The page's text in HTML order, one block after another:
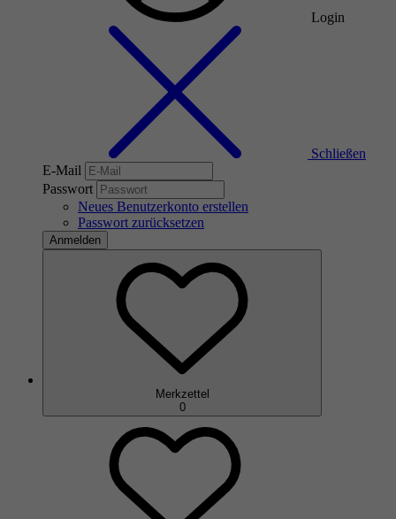
Login
Schließen
E-Mail
Passwort
Neues Benutzerkonto erstellen
Passwort zurücksetzen
Anmelden
Merkzettel
0